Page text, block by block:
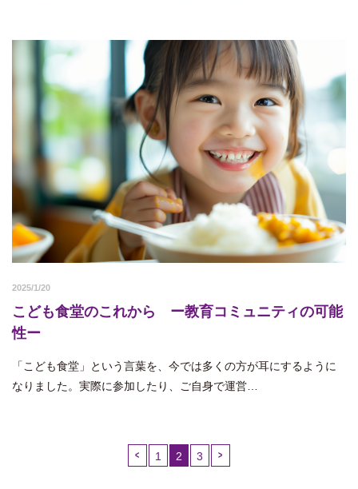
2025/1/20
こども食堂のこれから ー教育コミュニティの可能
性ー
「こども食堂」という言葉を、今では多くの方が耳にするように
なりました。実際に参加したり、ご自身で運営…
1
2
3